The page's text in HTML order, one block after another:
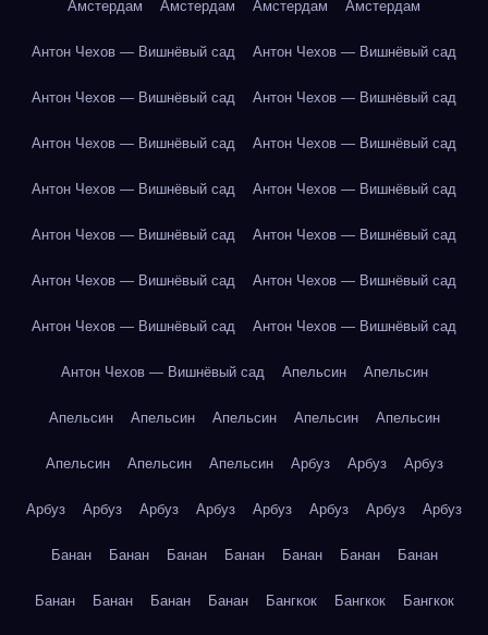
Амстердам Амстердам Амстердам Амстердам
Антон Чехов — Вишнёвый сад Антон Чехов — Вишнёвый сад
Антон Чехов — Вишнёвый сад Антон Чехов — Вишнёвый сад
Антон Чехов — Вишнёвый сад Антон Чехов — Вишнёвый сад
Антон Чехов — Вишнёвый сад Антон Чехов — Вишнёвый сад
Антон Чехов — Вишнёвый сад Антон Чехов — Вишнёвый сад
Антон Чехов — Вишнёвый сад Антон Чехов — Вишнёвый сад
Антон Чехов — Вишнёвый сад Антон Чехов — Вишнёвый сад
Антон Чехов — Вишнёвый сад Апельсин Апельсин
Апельсин Апельсин Апельсин Апельсин Апельсин
Апельсин Апельсин Апельсин Арбуз Арбуз Арбуз
Арбуз Арбуз Арбуз Арбуз Арбуз Арбуз Арбуз Арбуз
Банан Банан Банан Банан Банан Банан Банан
Банан Банан Банан Банан Бангкок Бангкок Бангкок